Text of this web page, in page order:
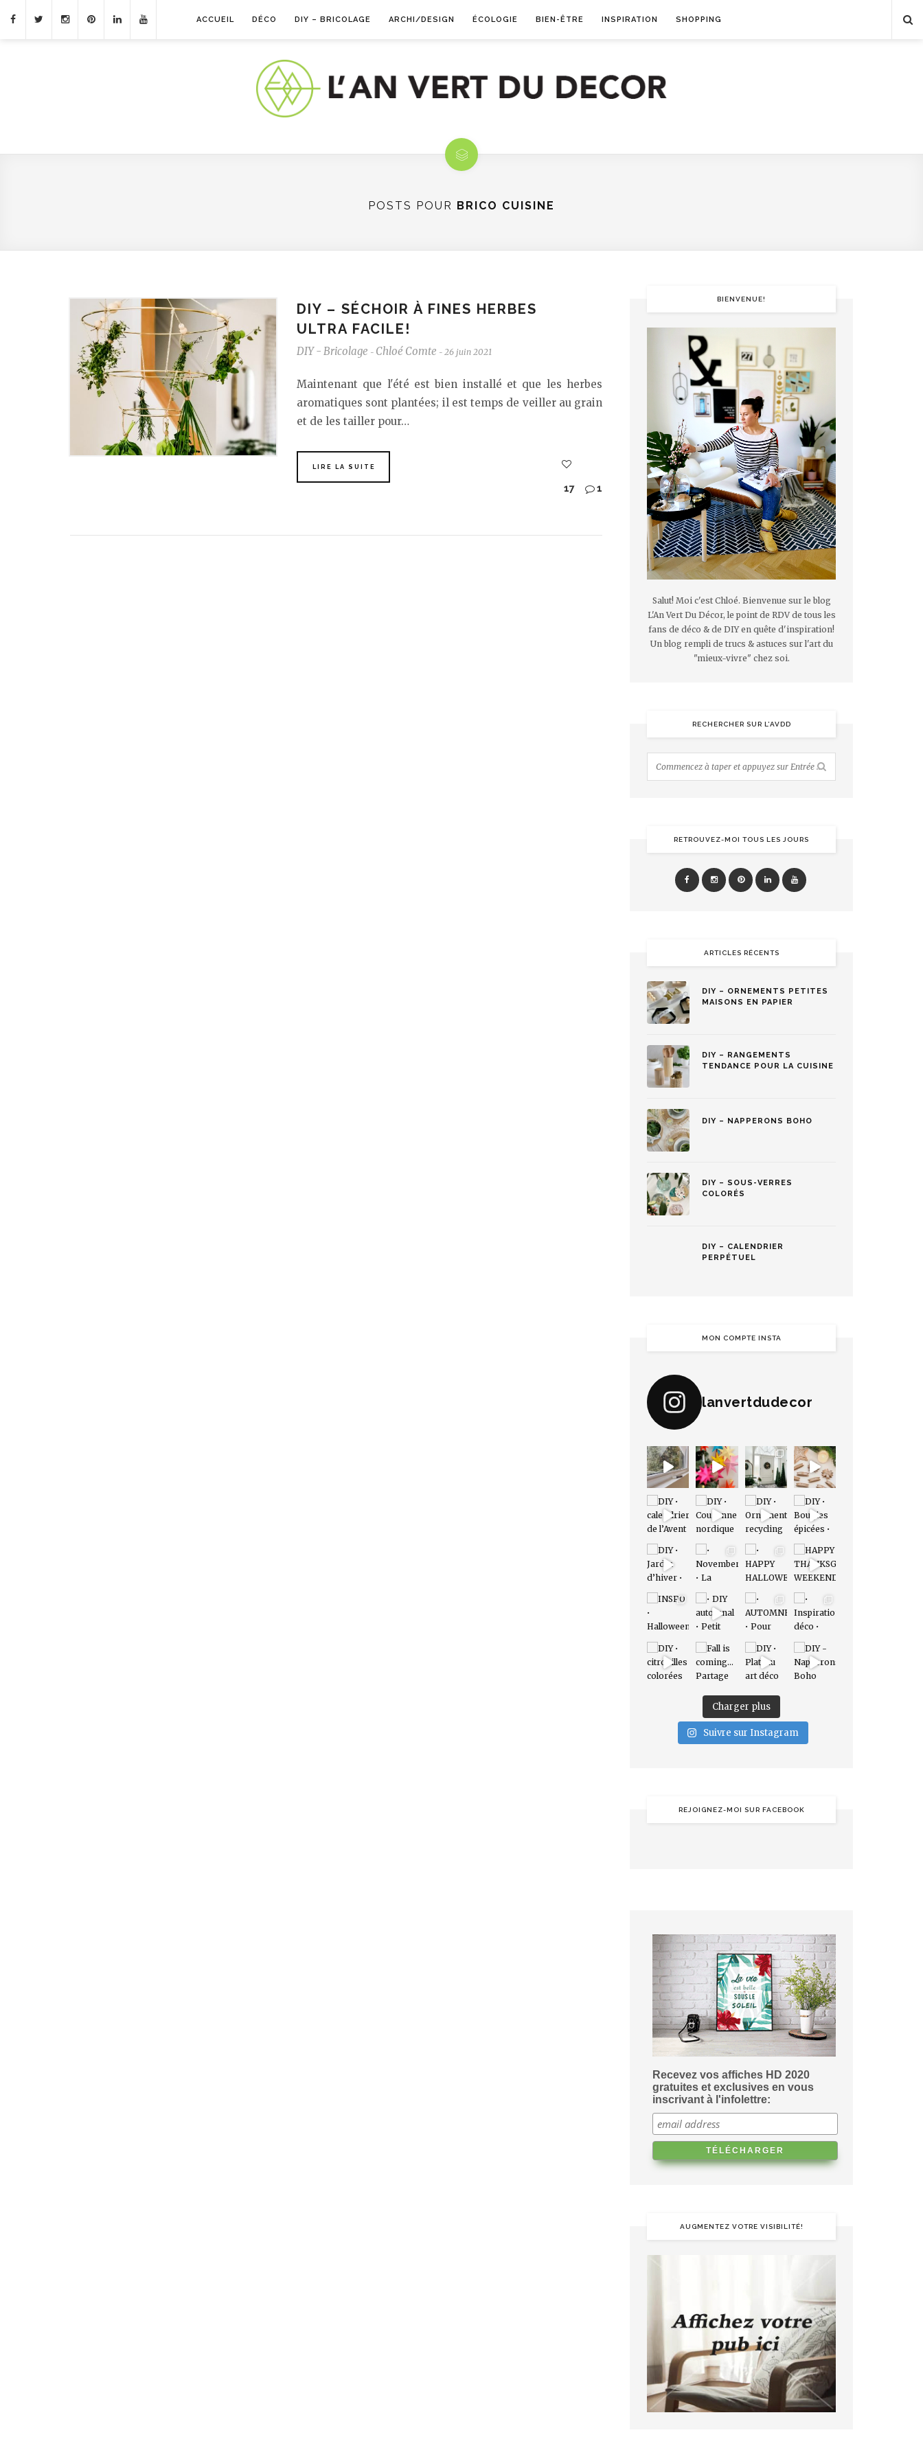
ACCUEIL DÉCO DIY – BRICOLAGE ARCHI/DESIGN ÉCOLOGIE BIEN-ÊTRE INSPIRATION SHOPPING
POSTS POUR BRICO CUISINE
DIY – SÉCHOIR À FINES HERBES
ULTRA FACILE!
DIY - Bricolage - Chloé Comte - 26 juin 2021
Maintenant que l'été est bien installé et que les herbes
aromatiques sont plantées; il est temps de veiller au grain
et de les tailler pour…
LIRE LA SUITE
17 1
BIENVENUE!
Salut! Moi c'est Chloé. Bienvenue sur le blog
L'An Vert Du Décor, le point de RDV de tous les
fans de déco & de DIY en quête d'inspiration!
Un blog rempli de trucs & astuces sur l'art du
"mieux-vivre" chez soi.
RECHERCHER SUR L’AVDD
RETROUVEZ-MOI TOUS LES JOURS
ARTICLES RÉCENTS
DIY – ORNEMENTS PETITES
MAISONS EN PAPIER
DIY – RANGEMENTS
TENDANCE POUR LA CUISINE
DIY – NAPPERONS BOHO
DIY – SOUS-VERRES
COLORÉS
DIY – CALENDRIER
PERPÉTUEL
MON COMPTE INSTA
lanvertdudecor
Charger plus
Suivre sur Instagram
REJOIGNEZ-MOI SUR FACEBOOK
Recevez vos affiches HD 2020
gratuites et exclusives en vous
inscrivant à l'infolettre:
AUGMENTEZ VOTRE VISIBILITÉ!